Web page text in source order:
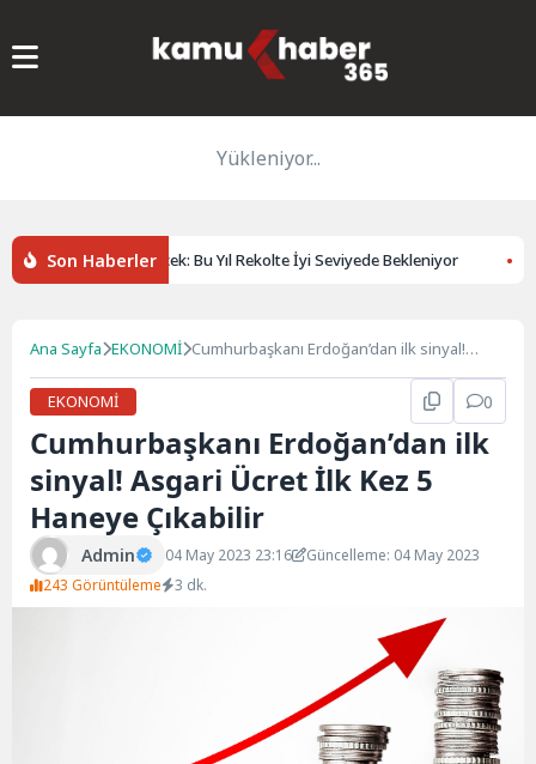
Yükleniyor...
Son Haberler
Yüzü Gülecek: Bu Yıl Rekolte İyi Seviyede Bekleniyor
Ana Sayfa EKONOMİ Cumhurbaşkanı Erdoğan’dan ilk sinyal!
EKONOMİ
0
Cumhurbaşkanı Erdoğan’dan ilk
sinyal! Asgari Ücret İlk Kez 5
Haneye Çıkabilir
Admin 04 May 2023 23:16
Güncelleme: 04 May 2023
243 Görüntüleme
3 dk.